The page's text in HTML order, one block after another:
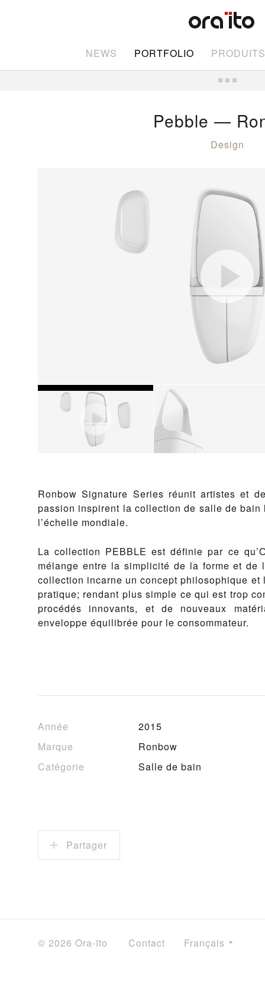
NEWS PORTFOLIO PRODUITS
Pebble —
Design
Ronbow Signature Series réunit artistes et
passion inspirent la collection de salle de
l’échelle mondiale.
La collection PEBBLE est définie par ce
mélange entre la simplicité de la forme et
collection incarne un concept philosophique
pratique; rendant plus simple ce qui est trop
procédés innovants, et de nouveaux
enveloppe équilibrée pour le consommateur.
Année
2015
Marque
Ronbow
Catégorie
Salle de bain
Partager
© 2026 Ora-ïto Contact Français